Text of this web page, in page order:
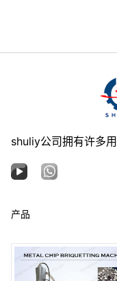
shuliy公司拥有许多
产品